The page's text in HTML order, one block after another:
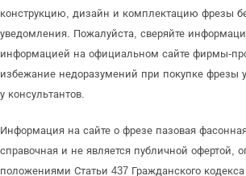
конструкцию, дизайн и комплектацию фрезы
уведомления. Пожалуйста, сверяйте
информацией на официальном сайте фирмы-
избежание недоразумений при покупке фрезы
у консультантов.
Информация на сайте о фрезе пазовая
справочная и не является публичной офертой,
положениями Статьи 437 Гражданского